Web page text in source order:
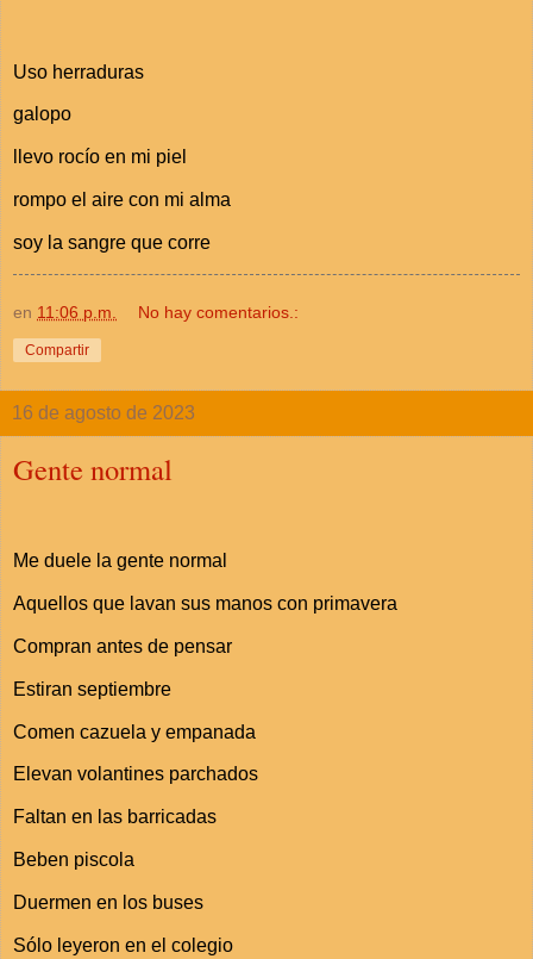
Uso herraduras
galopo
llevo rocío en mi piel
rompo el aire con mi alma
soy la sangre que corre
en 11:06 p.m. No hay comentarios.:
Compartir
16 de agosto de 2023
Gente normal
Me duele la gente normal
Aquellos que lavan sus manos con primavera
Compran antes de pensar
Estiran septiembre
Comen cazuela y empanada
Elevan volantines parchados
Faltan en las barricadas
Beben piscola
Duermen en los buses
Sólo leyeron en el colegio